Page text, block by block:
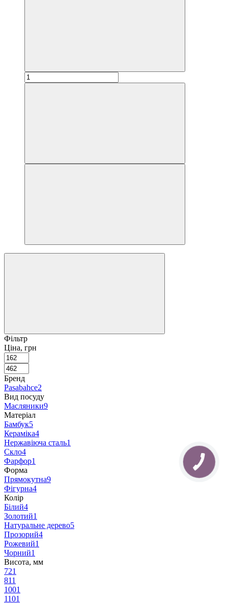
Фільтр
Ціна, грн
Бренд
Pasabahce2
Вид посуду
Масляники9
Матеріал
Бамбук5
Кераміка4
Нержавіюча сталь1
Скло4
Фарфор1
Форма
Прямокутна9
Фігурна4
Колір
Білий4
Золотий1
Натуральне дерево5
Прозорий4
Рожевий1
Чорний1
Висота, мм
721
811
1001
1101